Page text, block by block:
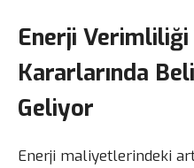
Enerji Verimliliği
Kararlarında
Geliyor
Enerji maliyetlerindeki